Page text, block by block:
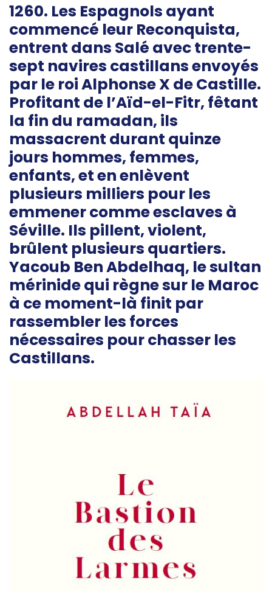
1260. Les Espagnols ayant
commencé leur Reconquista,
entrent dans Salé avec trente-
sept navires castillans envoyés
par le roi Alphonse X de Castille.
Profitant de l’Aïd-el-Fitr, fêtant
la fin du ramadan, ils
massacrent durant quinze
jours hommes, femmes,
enfants, et en enlèvent
plusieurs milliers pour les
emmener comme esclaves à
Séville. Ils pillent, violent,
brûlent plusieurs quartiers.
Yacoub Ben Abdelhaq, le sultan
mérinide qui règne sur le Maroc
à ce moment-là finit par
rassembler les forces
nécessaires pour chasser les
Castillans.